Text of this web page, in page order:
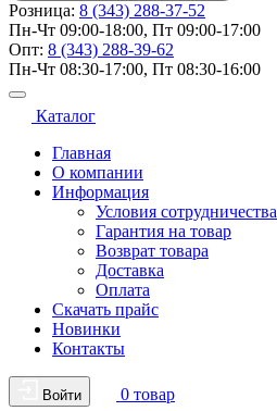
Розница: 8 (343) 288-37-52
Пн-Чт 09:00-18:00, Пт 09:00-17:00
Опт: 8 (343) 288-39-62
Пн-Чт 08:30-17:00, Пт 08:30-16:00
Каталог
Главная
О компании
Информация
Условия сотрудничества
Гарантия на товар
Возврат товара
Доставка
Оплата
Скачать прайс
Новинки
Контакты
Войти
0 товар